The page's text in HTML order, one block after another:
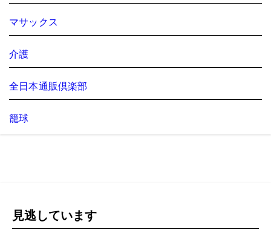
マサックス
介護
全日本通販倶楽部
籠球
見逃しています